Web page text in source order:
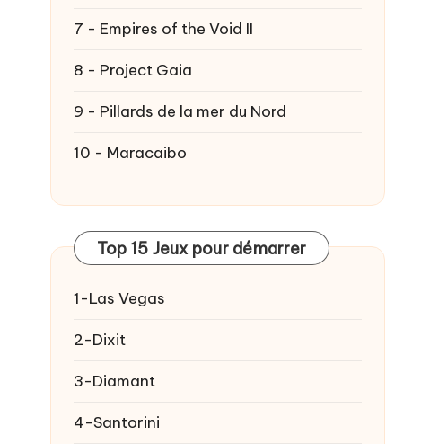
7 - Empires of the Void II
8 - Project Gaia
9 - Pillards de la mer du Nord
10 - Maracaibo
Top 15 Jeux pour démarrer
1-Las Vegas
2-Dixit
3-Diamant
4-Santorini